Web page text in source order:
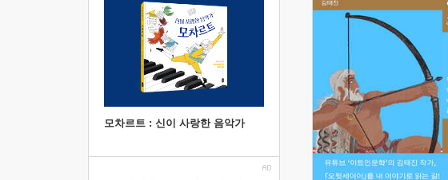
모차르트 : 신이 사랑한 음악가